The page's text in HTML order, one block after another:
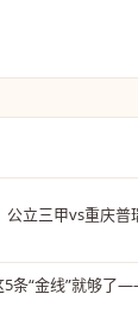
立三甲vs重庆普
条“金线”就够了